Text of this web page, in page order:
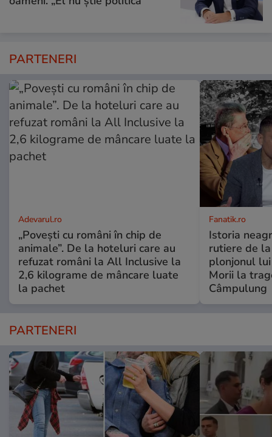
PARTENERI
Adevarul.ro
„Povești cu români în chip de
animale”. De la hoteluri care au
refuzat români la All Inclusive la
2,6 kilograme de mâncare luate
la pachet
Fanatik.ro
Istoria
rutiere de
plonjonul
Morii la
Câmpulung
PARTENERI